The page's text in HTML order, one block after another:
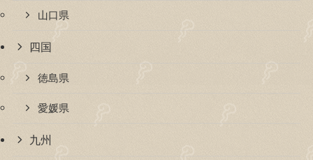
山口県
四国
徳島県
愛媛県
九州